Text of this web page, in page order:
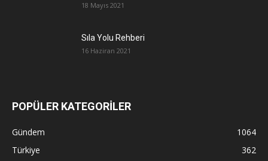
18 Mayıs 2021
Sıla Yolu Rehberi
16 Haziran 2021
POPÜLER KATEGORİLER
Gündem
1064
Türkiye
362